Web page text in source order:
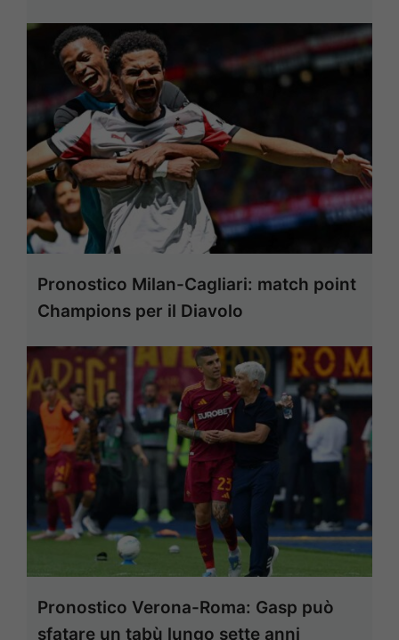
Pronostico Milan-Cagliari: match point
Champions per il Diavolo
Pronostico Verona-Roma: Gasp può
sfatare un tabù lungo sette anni